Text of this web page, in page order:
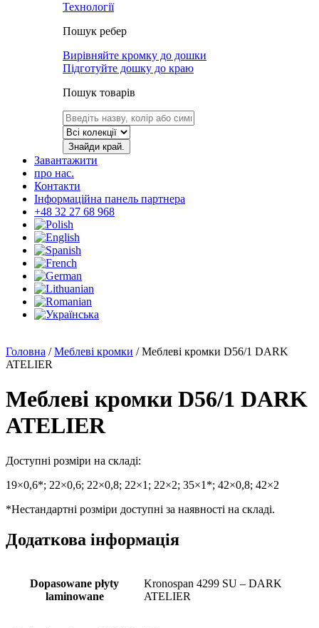
Технології
Пошук ребер
Вирівняйте кромку до дошки
Підготуйте дошку до краю
Пошук товарів
Знайди край.
Завантажити
про нас.
Контакти
Інформаційна панель партнера
+48 32 27 68 968
Головна /Меблеві кромки / Меблеві кромки D56/1 DARK
ATELIER
Меблеві кромки D56/1 DARK
ATELIER
Доступні розміри на складі:
19×0,6*; 22×0,6; 22×0,8; 22×1; 22×2; 35×1*; 42×0,8; 42×2
*Нестандартні розміри доступні за наявності на складі.
Додаткова інформація
Dopasowane płyty
laminowane
Kronospan 4299 SU – DARK
ATELIER